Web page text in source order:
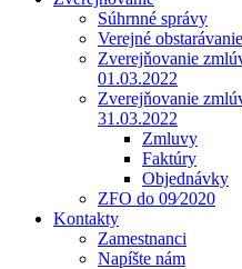
Súhrnné správy
Verejné obstarávanie
Zverejňovanie
01.03.2022
Zverejňovanie
31.03.2022
Zmluvy
Faktúry
Objednávky
ZFO do 09⁄2020
Kontakty
Zamestnanci
Napíšte nám